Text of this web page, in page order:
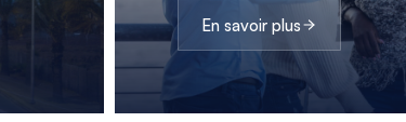
En savoir plus